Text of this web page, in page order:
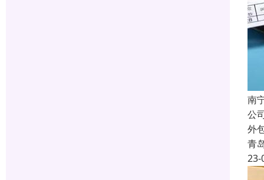
南
公
外
青
23-